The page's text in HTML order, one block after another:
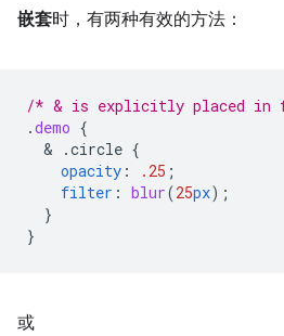
嵌套时，有两种有效的方法：
/* & is explicitly placed
.demo {
  &
.circle {
opacity : .25 ;
filter : blur(25px);
}
}
或